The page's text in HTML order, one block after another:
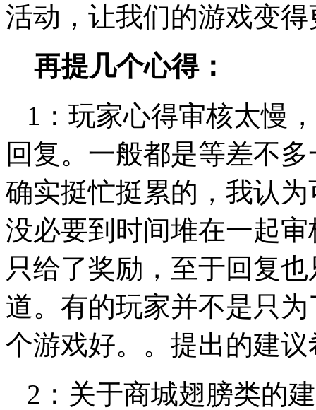
活动，让我们的游戏变
再提几个心得：
1：玩家心得审核太慢
回复。一般都是等差不
确实挺忙挺累的，我认
没必要到时间堆在一起
只给了奖励，至于回复
道。有的玩家并不是只
个游戏好。。提出的建
2：关于商城翅膀类的